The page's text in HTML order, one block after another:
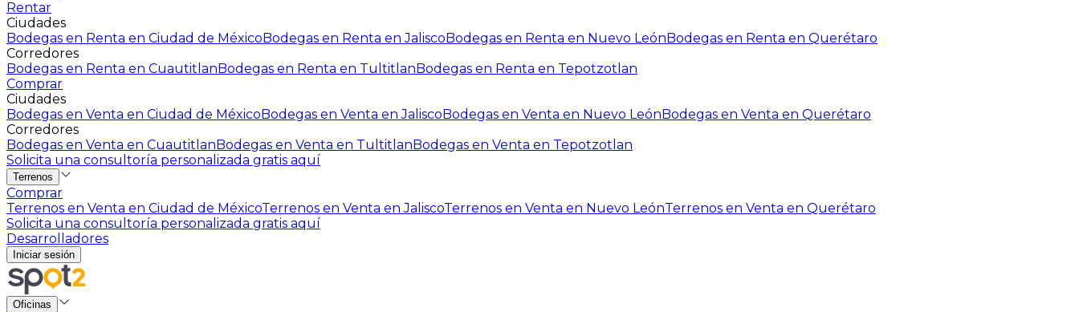
Rentar
Ciudades
Bodegas en Renta en Ciudad de MéxicoBodegas en Renta en JaliscoBodegas en Renta en Nuevo LeónBodegas en Renta en Querétaro
Corredores
Bodegas en Renta en CuautitlanBodegas en Renta en TultitlanBodegas en Renta en Tepotzotlan
Comprar
Ciudades
Bodegas en Venta en Ciudad de MéxicoBodegas en Venta en JaliscoBodegas en Venta en Nuevo LeónBodegas en Venta en Querétaro
Corredores
Bodegas en Venta en CuautitlanBodegas en Venta en TultitlanBodegas en Venta en Tepotzotlan
Solicita una consultoría personalizada gratis aquí
Terrenos
Comprar
Terrenos en Venta en Ciudad de MéxicoTerrenos en Venta en JaliscoTerrenos en Venta en Nuevo LeónTerrenos en Venta en Querétaro
Solicita una consultoría personalizada gratis aquí
Desarrolladores
Iniciar sesión
Oficinas